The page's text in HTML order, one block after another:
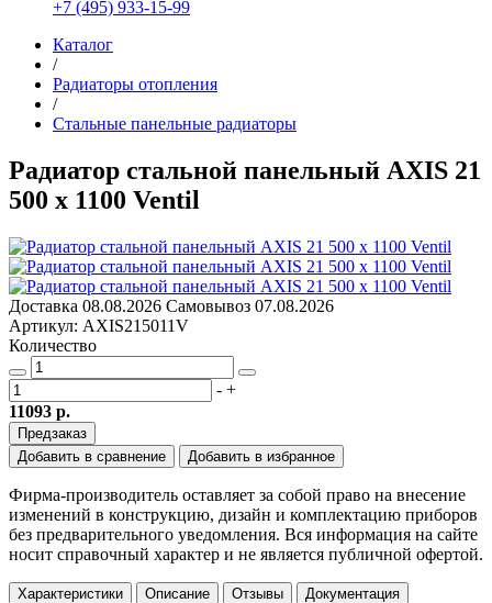
+7 (495) 933-15-99
Каталог
/
Радиаторы отопления
/
Стальные панельные радиаторы
Радиатор стальной панельный AXIS 21
500 x 1100 Ventil
Доставка 08.08.2026 Самовывоз 07.08.2026
Артикул: AXIS215011V
Количество
- +
11093 р.
Предзаказ
Добавить в сравнение
Добавить в избранное
Фирма-производитель оставляет за собой право на внесение
изменений в конструкцию, дизайн и комплектацию приборов
без предварительного уведомления. Вся информация на сайте
носит справочный характер и не является публичной офертой.
Характеристики Описание Отзывы Документация